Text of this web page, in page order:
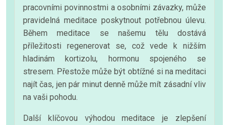
pracovními povinnostmi a osobními závazky, může
pravidelná meditace poskytnout potřebnou úlevu.
Během meditace se našemu tělu dostává
příležitosti regenerovat se, což vede k nižším
hladinám kortizolu, hormonu spojeného se
stresem. Přestože může být obtížné si na meditaci
najít čas, jen pár minut denně může mít zásadní vliv
na vaši pohodu.
Další klíčovou výhodou meditace je zlepšení